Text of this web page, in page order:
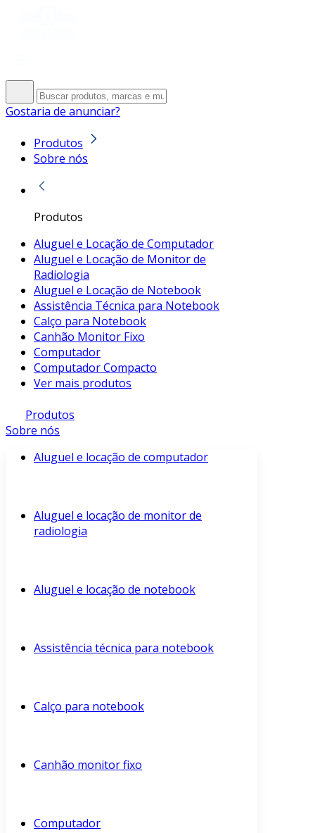
Gostaria de anunciar?
Produtos
Sobre nós
Produtos
Aluguel e Locação de Computador
Aluguel e Locação de Monitor de
Radiologia
Aluguel e Locação de Notebook
Assistência Técnica para Notebook
Calço para Notebook
Canhão Monitor Fixo
Computador
Computador Compacto
Ver mais produtos
Produtos
Sobre nós
Aluguel e locação de computador
Aluguel e locação de monitor de
radiologia
Aluguel e locação de notebook
Assistência técnica para notebook
Calço para notebook
Canhão monitor fixo
Computador